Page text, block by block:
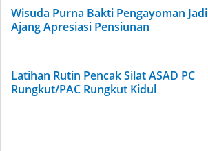
Wisuda Purna Bakti Pengayoman Jadi
Ajang Apresiasi Pensiunan
Latihan Rutin Pencak Silat ASAD PC
Rungkut/PAC Rungkut Kidul